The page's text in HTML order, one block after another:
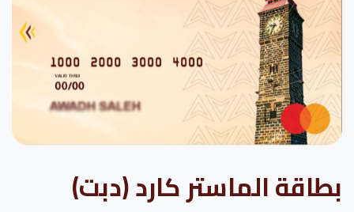
بطاقة الماستر كارد (دبت)